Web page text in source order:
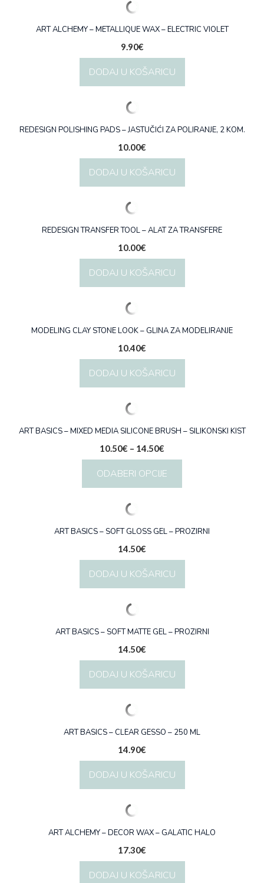
ART ALCHEMY – METALLIQUE WAX – ELECTRIC VIOLET
9.90€
DODAJ U KOŠARICU
REDESIGN POLISHING PADS – JASTUČIĆI ZA POLIRANJE, 2 KOM.
10.00€
DODAJ U KOŠARICU
REDESIGN TRANSFER TOOL – ALAT ZA TRANSFERE
10.00€
DODAJ U KOŠARICU
MODELING CLAY STONE LOOK – GLINA ZA MODELIRANJE
10.40€
DODAJ U KOŠARICU
ART BASICS – MIXED MEDIA SILICONE BRUSH – SILIKONSKI KIST
10.50€ – 14.50€
cijena:
od
10.50€
ODABERI OPCIJE
ima
više
Opcije
mogu
na
stranici
proizvoda
ART BASICS – SOFT GLOSS GEL – PROZIRNI
14.50€
DODAJ U KOŠARICU
ART BASICS – SOFT MATTE GEL – PROZIRNI
14.50€
DODAJ U KOŠARICU
ART BASICS – CLEAR GESSO – 250 ML
14.90€
DODAJ U KOŠARICU
ART ALCHEMY – DECOR WAX – GALATIC HALO
17.30€
DODAJ U KOŠARICU